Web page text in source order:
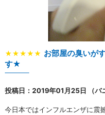
★★★★★ お部屋の臭いが
す★
投稿日：2019年01月25日 （バ
今日本ではインフルエンザに震